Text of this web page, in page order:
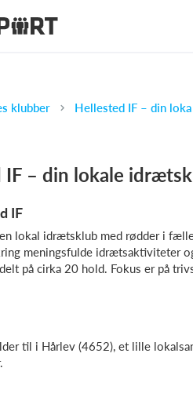
klubber Hellested IF – din
IF – din lokale
IF
lokal idrætsklub med rødder i
meningsfulde idrætsaktiviteter
på cirka 20 hold. Fokus er på
til i Hårlev (4652), et lille